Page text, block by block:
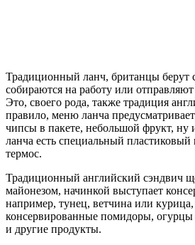
Традиционный ланч, британцы берут
собираются на работу или отправляют
Это, своего рода, также традиция
правило, меню ланча
чипсы в пакете, небольшой фрукт, ну
ланча есть специальный
термос.
Традиционный английский сэндвич
майонезом, начинкой выступает
например, тунец, ветчина или
консервированные помидоры, огурцы
и другие продукты.